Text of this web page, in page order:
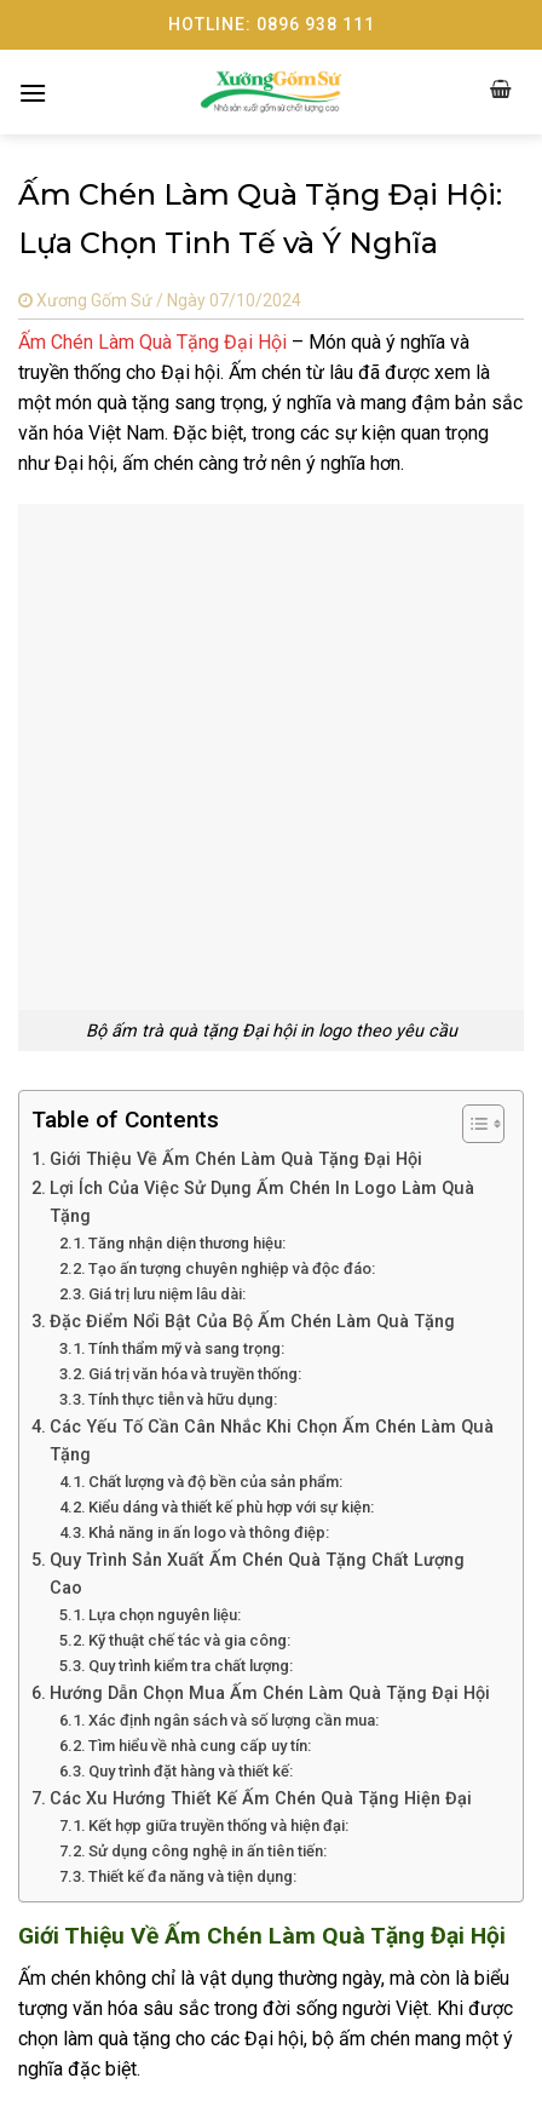
to
HOTLINE: 0896 938 111
Ấm Chén Làm Quà Tặng Đại Hội:
Lựa Chọn Tinh Tế và Ý Nghĩa
Xương Gốm Sứ / Ngày 07/10/2024
Ấm Chén Làm Quà Tặng Đại Hội – Món quà ý nghĩa và
truyền thống cho Đại hội. Ấm chén từ lâu đã được xem là
một món quà tặng sang trọng, ý nghĩa và mang đậm bản sắc
văn hóa Việt Nam. Đặc biệt, trong các sự kiện quan trọng
như Đại hội, ấm chén càng trở nên ý nghĩa hơn.
Bộ ấm trà quà tặng Đại hội in logo theo yêu cầu
Table of Contents
Giới Thiệu Về Ấm Chén Làm Quà Tặng Đại Hội
Lợi Ích Của Việc Sử Dụng Ấm Chén In Logo Làm Quà
Tặng
Tăng nhận diện thương hiệu:
Tạo ấn tượng chuyên nghiệp và độc đáo:
Giá trị lưu niệm lâu dài:
Đặc Điểm Nổi Bật Của Bộ Ấm Chén Làm Quà Tặng
Tính thẩm mỹ và sang trọng:
Giá trị văn hóa và truyền thống:
Tính thực tiễn và hữu dụng:
Các Yếu Tố Cần Cân Nhắc Khi Chọn Ấm Chén Làm Quà
Tặng
Chất lượng và độ bền của sản phẩm:
Kiểu dáng và thiết kế phù hợp với sự kiện:
Khả năng in ấn logo và thông điệp:
Quy Trình Sản Xuất Ấm Chén Quà Tặng Chất Lượng
Cao
Lựa chọn nguyên liệu:
Kỹ thuật chế tác và gia công:
Quy trình kiểm tra chất lượng:
Hướng Dẫn Chọn Mua Ấm Chén Làm Quà Tặng Đại Hội
Xác định ngân sách và số lượng cần mua:
Tìm hiểu về nhà cung cấp uy tín:
Quy trình đặt hàng và thiết kế:
Các Xu Hướng Thiết Kế Ấm Chén Quà Tặng Hiện Đại
Kết hợp giữa truyền thống và hiện đại:
Sử dụng công nghệ in ấn tiên tiến:
Thiết kế đa năng và tiện dụng:
Giới Thiệu Về Ấm Chén Làm Quà Tặng Đại Hội
Ấm chén không chỉ là vật dụng thường ngày, mà còn là biểu
tượng văn hóa sâu sắc trong đời sống người Việt. Khi được
chọn làm quà tặng cho các Đại hội, bộ ấm chén mang một ý
nghĩa đặc biệt.